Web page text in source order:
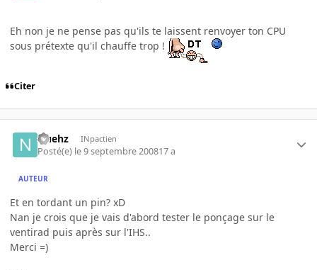
Eh non je ne pense pas qu'ils te laissent renvoyer ton CPU
sous prétexte qu'il chauffe trop !
Citer
Nuehz INpactien
Posté(e) le 9 septembre 200817 a
AUTEUR
Et en tordant un pin? xD
Nan je crois que je vais d'abord tester le ponçage sur le
ventirad puis après sur l'IHS..
Merci =)